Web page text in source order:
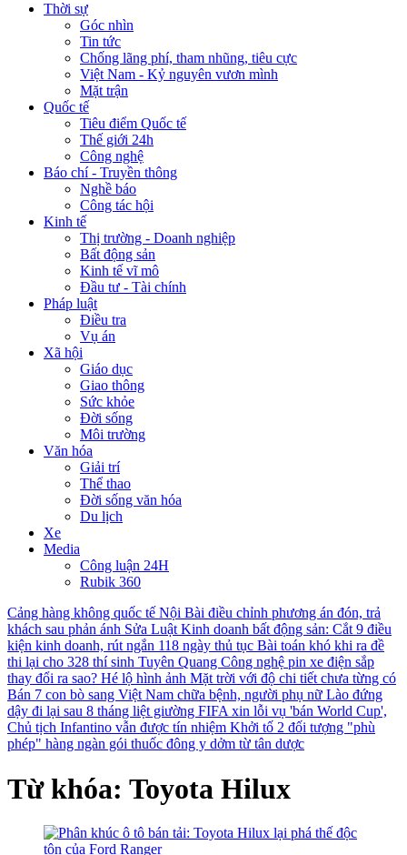
Thời sự
Góc nhìn
Tin tức
Chống lãng phí, tham nhũng, tiêu cực
Việt Nam - Kỷ nguyên vươn mình
Mặt trận
Quốc tế
Tiêu điểm Quốc tế
Thế giới 24h
Công nghệ
Báo chí - Truyền thông
Nghề báo
Công tác hội
Kinh tế
Thị trường - Doanh nghiệp
Bất động sản
Kinh tế vĩ mô
Đầu tư - Tài chính
Pháp luật
Điều tra
Vụ án
Xã hội
Giáo dục
Giao thông
Sức khỏe
Đời sống
Môi trường
Văn hóa
Giải trí
Thể thao
Đời sống văn hóa
Du lịch
Xe
Media
Công luận 24H
Rubik 360
Cảng hàng không quốc tế Nội Bài điều chỉnh phương án đón, trả
khách sau phản ánh Sửa Luật Kinh doanh bất động sản: Cắt 9 điều
kiện kinh doanh, rút ngắn 118 ngày thủ tục Bài toán khó khi ra đề
thi lại cho 328 thí sinh Tuyên Quang Công nghệ pin xe điện sắp
thay đổi ra sao? Hé lộ hình ảnh Mặt trời với độ chi tiết chưa từng có
Bán 7 con bò sang Việt Nam chữa bệnh, người phụ nữ Lào đứng
dậy đi lại sau 8 tháng liệt giường FIFA xin lỗi vụ 'bán World Cup',
Chủ tịch Infantino vẫn được tín nhiệm Khởi tố 2 đối tượng "phù
phép" hàng ngàn gói thuốc đông y dởm từ tân dược
Từ khóa: Toyota Hilux